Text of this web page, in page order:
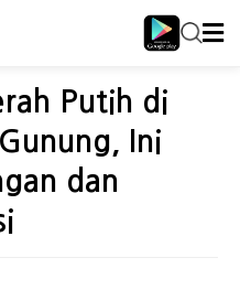
Putih di
Ini
dan